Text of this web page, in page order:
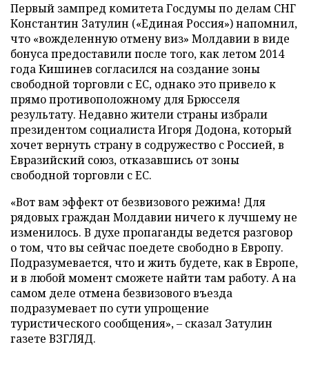
Первый зампред комитета Госдумы по делам СНГ
Константин Затулин («Единая Россия») напомнил,
что «вожделенную отмену виз» Молдавии в виде
бонуса предоставили после того, как летом 2014
года Кишинев согласился на создание зоны
свободной торговли с ЕС, однако это привело к
прямо противоположному для Брюсселя
результату. Недавно жители страны избрали
президентом социалиста Игоря Додона, который
хочет вернуть страну в содружество с Россией, в
Евразийский союз, отказавшись от зоны
свободной торговли с ЕС.
«Вот вам эффект от безвизового режима! Для
рядовых граждан Молдавии ничего к лучшему не
изменилось. В духе пропаганды ведется разговор
о том, что вы сейчас поедете свободно в Европу.
Подразумевается, что и жить будете, как в Европе,
и в любой момент сможете найти там работу. А на
самом деле отмена безвизового въезда
подразумевает по сути упрощение
туристического сообщения», – сказал Затулин
газете ВЗГЛЯД.